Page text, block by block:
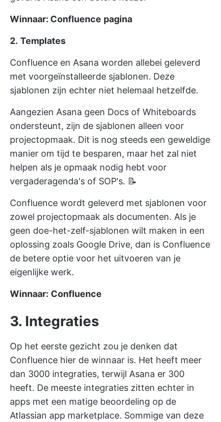
Winnaar: Confluence pagina
2. Templates
Confluence en Asana worden allebei geleverd
met voorgeïnstalleerde sjablonen. Deze
sjablonen zijn echter niet helemaal hetzelfde.
Aangezien Asana geen Docs of Whiteboards
ondersteunt, zijn de sjablonen alleen voor
projectopmaak. Dit is nog steeds een geweldige
manier om tijd te besparen, maar het zal niet
helpen als je opmaak nodig hebt voor
vergaderagenda's of SOP's. 📝
Confluence wordt geleverd met sjablonen voor
zowel projectopmaak als documenten. Als je
geen doe-het-zelf-sjablonen wilt maken in een
oplossing zoals Google Drive, dan is Confluence
de betere optie voor het uitvoeren van je
eigenlijke werk.
Winnaar: Confluence
3. Integraties
Op het eerste gezicht zou je denken dat
Confluence hier de winnaar is. Het heeft meer
dan 3000 integraties, terwijl Asana er 300
heeft. De meeste integraties zitten echter in
apps met een matige beoordeling op de
Atlassian app marketplace. Sommige van deze